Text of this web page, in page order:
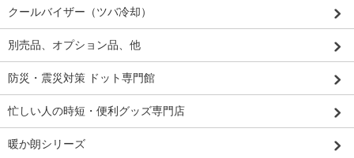
クールバイザー（ツバ冷却）
別売品、オプション品、他
防災・震災対策 ドット専門館
忙しい人の時短・便利グッズ専門店
暖か朗シリーズ